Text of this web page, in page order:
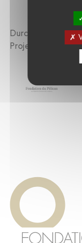
Durchsuchen Sie
Projekte :